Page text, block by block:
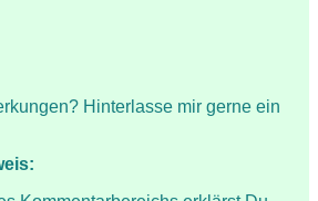
Hinterlasse mir gerne ein